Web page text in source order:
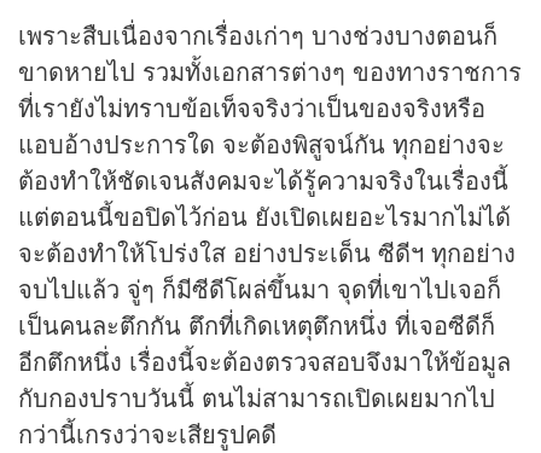
เพราะสืบเนื่องจากเรื่องเก่าๆ บางช่วงบางตอนก็
ขาดหายไป รวมทั้งเอกสารต่างๆ ของทางราชการ
ที่เรายังไม่ทราบข้อเท็จจริงว่าเป็นของจริงหรือ
แอบอ้างประการใด จะต้องพิสูจน์กัน ทุกอย่างจะ
ต้องทำให้ชัดเจนสังคมจะได้รู้ความจริงในเรื่องนี้
แต่ตอนนี้ขอปิดไว้ก่อน ยังเปิดเผยอะไรมากไม่ได้
จะต้องทำให้โปร่งใส อย่างประเด็น ซีดีฯ ทุกอย่าง
จบไปแล้ว จู่ๆ ก็มีซีดีโผล่ขึ้นมา จุดที่เขาไปเจอก็
เป็นคนละตึกกัน ตึกที่เกิดเหตุตึกหนึ่ง ที่เจอซีดีก็
อีกตึกหนึ่ง เรื่องนี้จะต้องตรวจสอบจึงมาให้ข้อมูล
กับกองปราบวันนี้ ตนไม่สามารถเปิดเผยมากไป
กว่านี้เกรงว่าจะเสียรูปคดี